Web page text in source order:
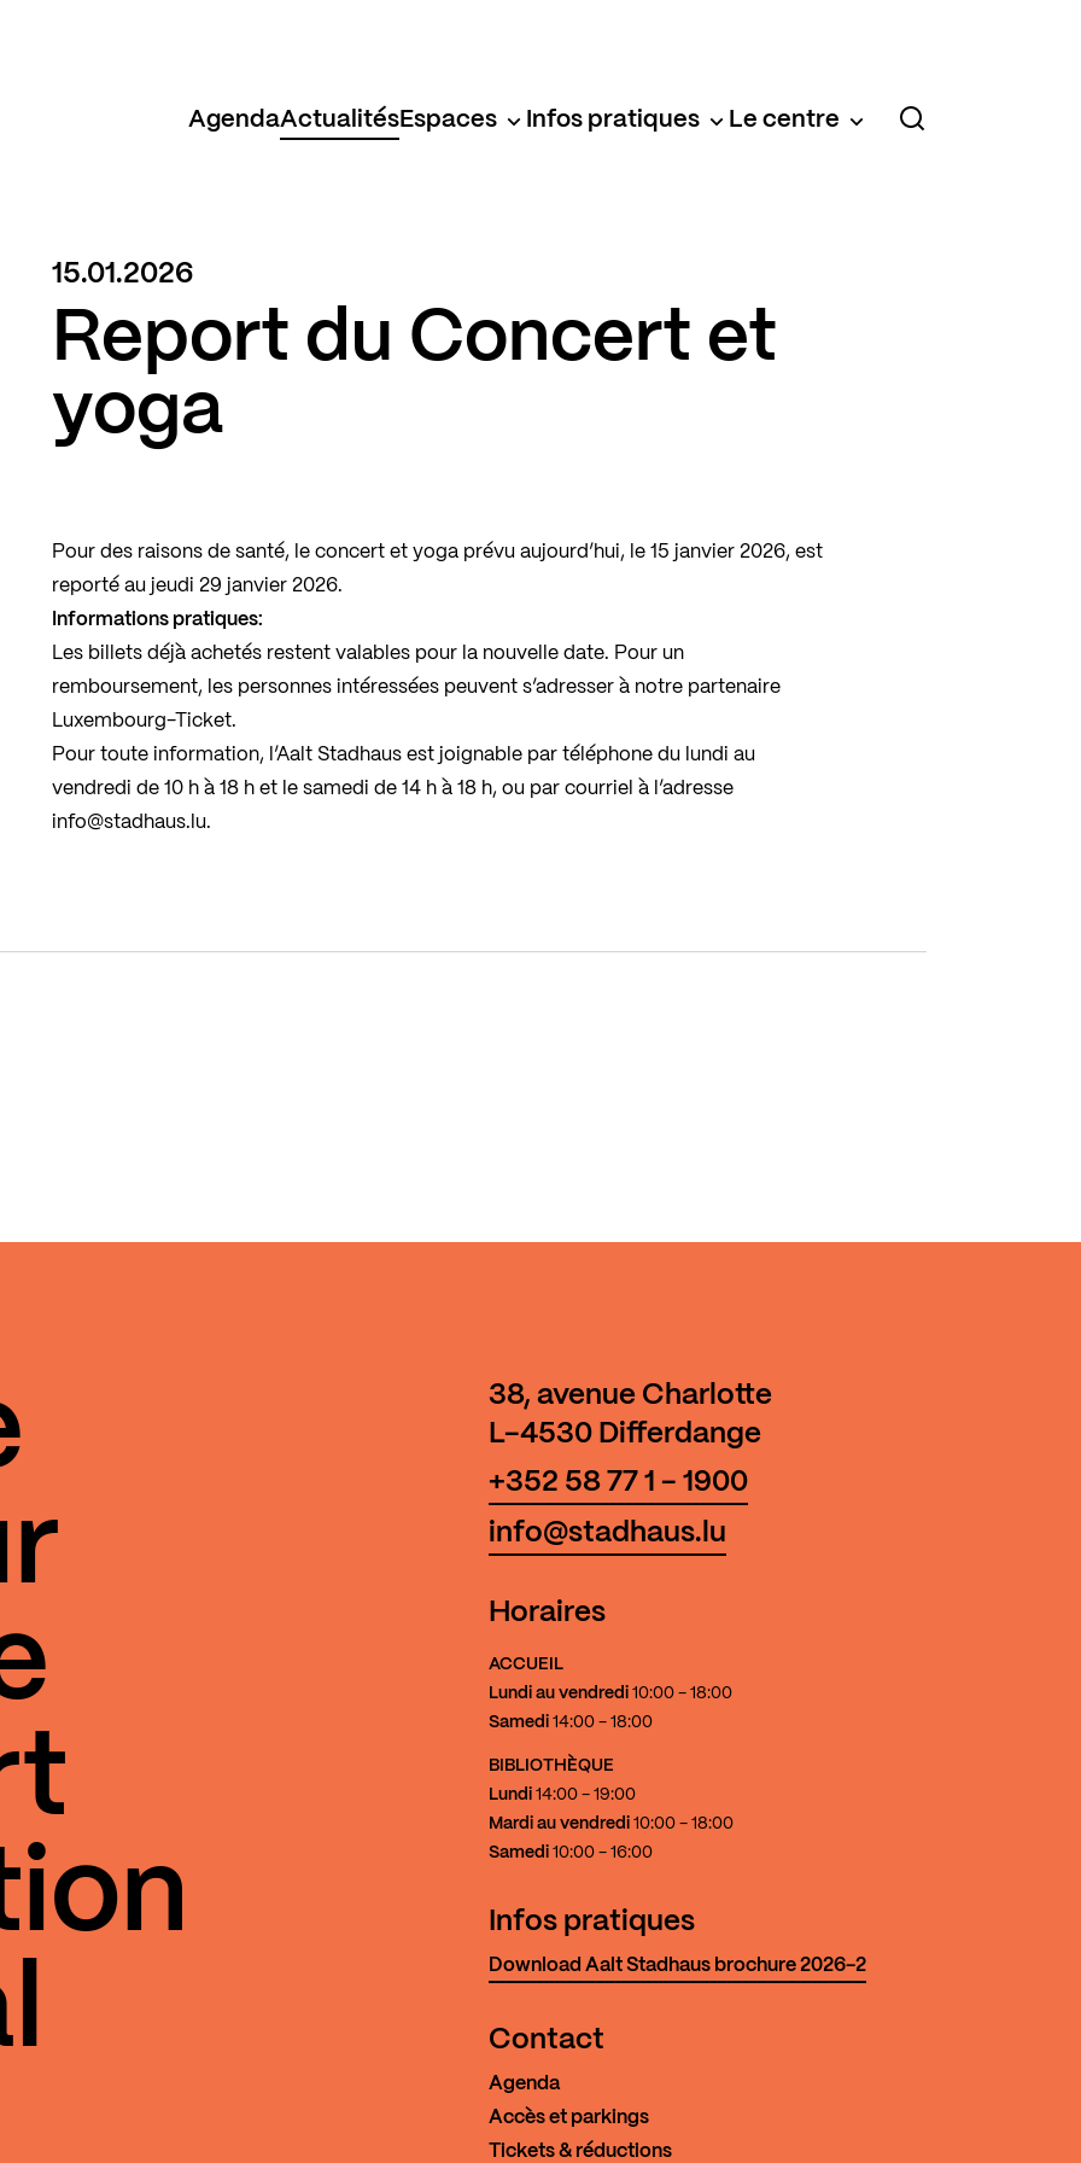
AgendaActualitésEspaces Infos pratiques Le centre
15.01.2026
Report du Concert et
yoga
Pour des raisons de santé, le concert et yoga prévu aujourd’hui, le 15 janvier 2026, est
reporté au jeudi 29 janvier 2026.
Informations pratiques:
Les billets déjà achetés restent valables pour la nouvelle date. Pour un
remboursement, les personnes intéressées peuvent s’adresser à notre partenaire
Luxembourg-Ticket.
Pour toute information, l’Aalt Stadhaus est joignable par téléphone du lundi au
vendredi de 10 h à 18 h et le samedi de 14 h à 18 h, ou par courriel à l’adresse
info@stadhaus.lu.
38, avenue Charlotte
L-4530 Differdange
+352 58 77 1 - 1900
info@stadhaus.lu
Horaires
ACCUEIL
Lundi au vendredi 10:00 - 18:00
Samedi 14:00 - 18:00
BIBLIOTHÈQUE
Lundi 14:00 - 19:00
Mardi au vendredi 10:00 - 18:00
Samedi 10:00 - 16:00
Infos pratiques
Download Aalt Stadhaus brochure 2026-2
Contact
Agenda
Accès et parkings
Tickets & réductions